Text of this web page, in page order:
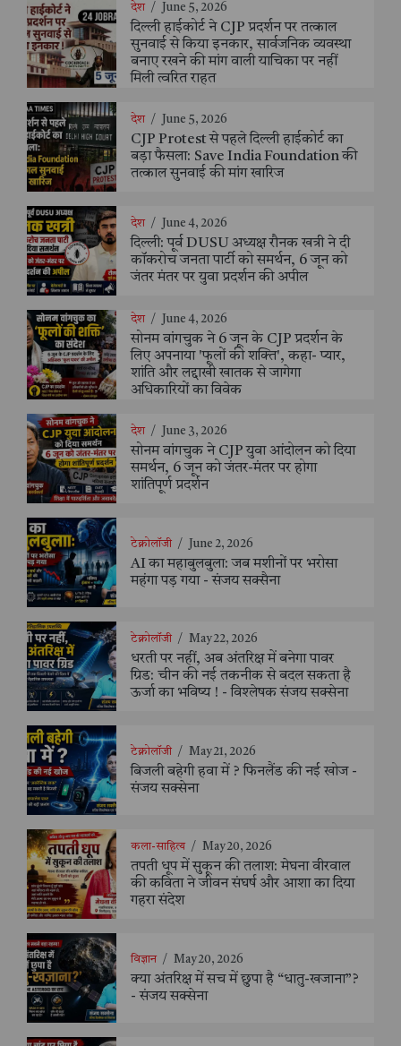
देश / June 5, 2026
दिल्ली हाईकोर्ट ने CJP प्रदर्शन पर तत्काल
सुनवाई से किया इनकार, सार्वजनिक व्यवस्था
बनाए रखने की मांग वाली याचिका पर नहीं
मिली त्वरित राहत
देश / June 5, 2026
CJP Protest से पहले दिल्ली हाईकोर्ट का
बड़ा फैसला: Save India Foundation की
तत्काल सुनवाई की मांग खारिज
देश / June 4, 2026
दिल्ली: पूर्व DUSU अध्यक्ष रौनक खत्री ने दी
कॉकरोच जनता पार्टी को समर्थन, 6 जून को
जंतर मंतर पर युवा प्रदर्शन की अपील
देश / June 4, 2026
सोनम वांगचुक ने 6 जून के CJP प्रदर्शन के
लिए अपनाया 'फूलों की शक्ति', कहा- प्यार,
शांति और लद्दाखी खातक से जागेगा
अधिकारियों का विवेक
देश / June 3, 2026
सोनम वांगचुक ने CJP युवा आंदोलन को दिया
समर्थन, 6 जून को जंतर-मंतर पर होगा
शांतिपूर्ण प्रदर्शन
टेक्नोलॉजी / June 2, 2026
AI का महाबुलबुला: जब मशीनों पर भरोसा
महंगा पड़ गया - संजय सक्सैना
टेक्नोलॉजी / May 22, 2026
धरती पर नहीं, अब अंतरिक्ष में बनेगा पावर
ग्रिड: चीन की नई तकनीक से बदल सकता है
ऊर्जा का भविष्य ! - विश्लेषक संजय सक्सेना
टेक्नोलॉजी / May 21, 2026
बिजली बहेगी हवा में ? फिनलैंड की नई खोज -
संजय सक्सेना
कला-साहित्य / May 20, 2026
तपती धूप में सुकून की तलाश: मेघना वीरवाल
की कविता ने जीवन संघर्ष और आशा का दिया
गहरा संदेश
विज्ञान / May 20, 2026
क्या अंतरिक्ष में सच में छुपा है “धातु-खजाना”?
- संजय सक्सेना